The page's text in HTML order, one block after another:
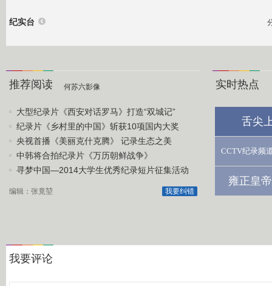
纪实台
推荐阅读 何苏六影像
大型纪录片《西安对话罗马》打造“双城记”
纪录片《乡村里的中国》斩获10项国内大奖
央视首播《美丽克什克腾》 记录生态之美
中韩将合拍纪录片《万历朝鲜战争》
寻梦中国—2014大学生优秀纪录短片征集活动
我要纠错
编辑：张竟堃
实时热点
舌尖
CCTV纪录频
雍正皇